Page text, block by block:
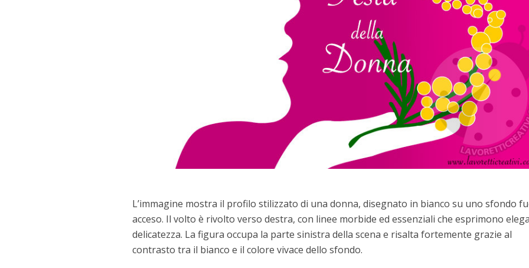
L’immagine mostra il profilo stilizzato di una donna, disegnato in bianco su uno sfondo
acceso. Il volto è rivolto verso destra, con linee morbide ed essenziali che esprimono
delicatezza. La figura occupa la parte sinistra della scena e risalta fortemente grazie al
contrasto tra il bianco e il colore vivace dello sfondo.